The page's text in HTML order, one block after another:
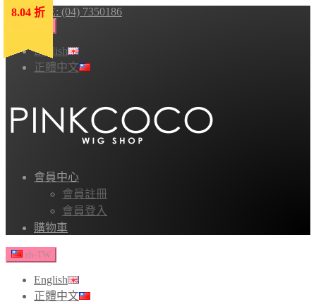
HOTLINE: (04) 7350186
English
正體中文
會員中心
會員註冊
會員登入
購物車
zh-TW
English
正體中文
8.04 折
8.04 折
8.04 折
8.04 折
8.04 折